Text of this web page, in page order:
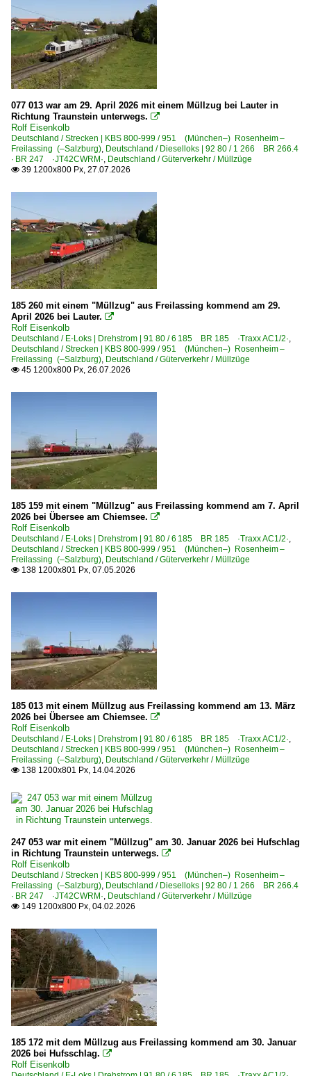
Deutschland
Dieselloks | 92 80
1 266 BR 266.4 · BR 247 ·JT42CWRM·
4 185.1 ·DE 18 Stage V·
Dieselloks | bis 100 km/h | 98 80
3 294 BR 294.5 remotorisiert ·MaK V 90·
E-Loks | Drehstrom | 91 80
6 185 BR 185 ·Traxx AC1/2·
6 185 BR 185 ·Traxx AC1/2· Werbeloks
6 193 ¦ 7 193 BR 193 ·Vectron AC/MS· 'X4 E' Private
Strecken | KBS 800-999
855 Regensburg – Weiden – Oberkotzau (–Hof)
950 München – Rosenheim
951 (München–) Rosenheim – Freilassing (–Salzburg)
Frankreich
2020
2025
2026
077 013 war am 29. April 2026 mit einem Müllzug bei Lauter in
Richtung Traunstein unterwegs. 
Rolf Eisenkolb
Deutschland / Strecken | KBS 800-999 / 951 (München–) Rosenheim –
Freilassing (–Salzburg), Deutschland / Dieselloks | 92 80 / 1 266 BR 266.4
· BR 247 ·JT42CWRM·, Deutschland / Güterverkehr / Müllzüge
 39 1200x800 Px, 27.07.2026
185 260 mit einem "Müllzug" aus Freilassing kommend am 29.
April 2026 bei Lauter. 
Rolf Eisenkolb
Deutschland / E-Loks | Drehstrom | 91 80 / 6 185 BR 185 ·Traxx AC1/2·,
Deutschland / Strecken | KBS 800-999 / 951 (München–) Rosenheim –
Freilassing (–Salzburg), Deutschland / Güterverkehr / Müllzüge
 45 1200x800 Px, 26.07.2026
185 159 mit einem "Müllzug" aus Freilassing kommend am 7. April
2026 bei Übersee am Chiemsee. 
Rolf Eisenkolb
Deutschland / E-Loks | Drehstrom | 91 80 / 6 185 BR 185 ·Traxx AC1/2·,
Deutschland / Strecken | KBS 800-999 / 951 (München–) Rosenheim –
Freilassing (–Salzburg), Deutschland / Güterverkehr / Müllzüge
 138 1200x801 Px, 07.05.2026
185 013 mit einem Müllzug aus Freilassing kommend am 13. März
2026 bei Übersee am Chiemsee. 
Rolf Eisenkolb
Deutschland / E-Loks | Drehstrom | 91 80 / 6 185 BR 185 ·Traxx AC1/2·,
Deutschland / Strecken | KBS 800-999 / 951 (München–) Rosenheim –
Freilassing (–Salzburg), Deutschland / Güterverkehr / Müllzüge
 138 1200x801 Px, 14.04.2026
247 053 war mit einem "Müllzug" am 30. Januar 2026 bei Hufschlag
in Richtung Traunstein unterwegs. 
Rolf Eisenkolb
Deutschland / Strecken | KBS 800-999 / 951 (München–) Rosenheim –
Freilassing (–Salzburg), Deutschland / Dieselloks | 92 80 / 1 266 BR 266.4
· BR 247 ·JT42CWRM·, Deutschland / Güterverkehr / Müllzüge
 149 1200x800 Px, 04.02.2026
185 172 mit dem Müllzug aus Freilassing kommend am 30. Januar
2026 bei Hufsschlag. 
Rolf Eisenkolb